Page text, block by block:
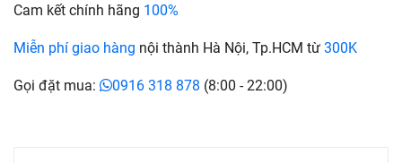
Cam kết chính hãng 100%
Miễn phí giao hàng nội thành Hà Nội, Tp.HCM từ 300K
Gọi đặt mua: 0916 318 878 (8:00 - 22:00)